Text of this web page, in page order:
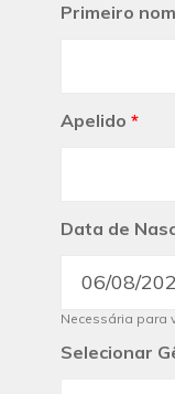
Primeiro
Apelido *
Data de
Necessária para
Selecionar